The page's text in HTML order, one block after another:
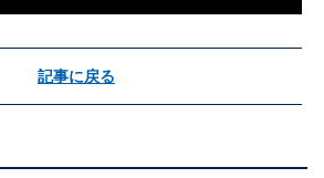
記事に戻る